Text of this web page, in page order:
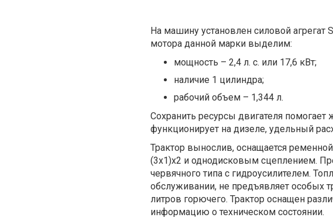
На машину установлен силовой агрегат
мотора данной марки выделим:
мощность – 2,4 л. с. или 17,6 кВт;
наличие 1 цилиндра;
рабочий объем – 1,344 л.
Сохранить ресурсы двигателя помогает
функционирует на дизеле, удельный
Трактор вынослив, оснащается
(3х1)х2 и однодисковым сцеплением.
червячного типа с гидроусилителем.
обслуживании, не предъявляет особых
литров горючего. Трактор оснащен
информацию о техническом состоянии.